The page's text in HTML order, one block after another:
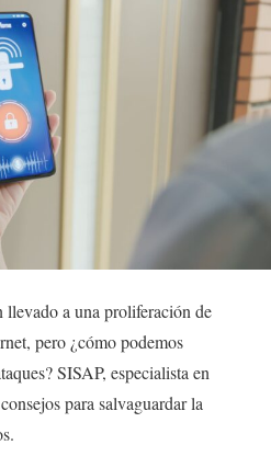
llevado a una proliferación de
pero ¿cómo podemos
SISAP, especialista en
para salvaguardar la